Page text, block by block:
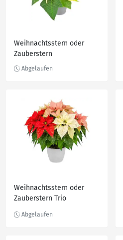
Weihnachtsstern oder
Zauberstern
Weihnachtsstern oder
Zauberstern Trio